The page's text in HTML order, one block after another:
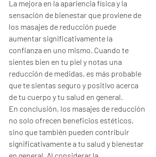
La mejora en la apariencia física y la
sensación de bienestar que proviene de
los masajes de reducción puede
aumentar significativamente la
confianza en uno mismo. Cuando te
sientes bien en tu piel y notas una
reducción de medidas, es más probable
que te sientas seguro y positivo acerca
de tu cuerpo y tu salud en general.
En conclusión, los masajes de reducción
no solo ofrecen beneficios estéticos,
sino que también pueden contribuir
significativamente a tu salud y bienestar